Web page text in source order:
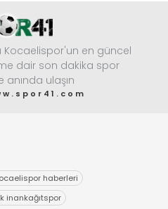
Kocaelispor'un en güncel
dair son dakika spor
anında ulaşın
haberleri
inankağıtspor